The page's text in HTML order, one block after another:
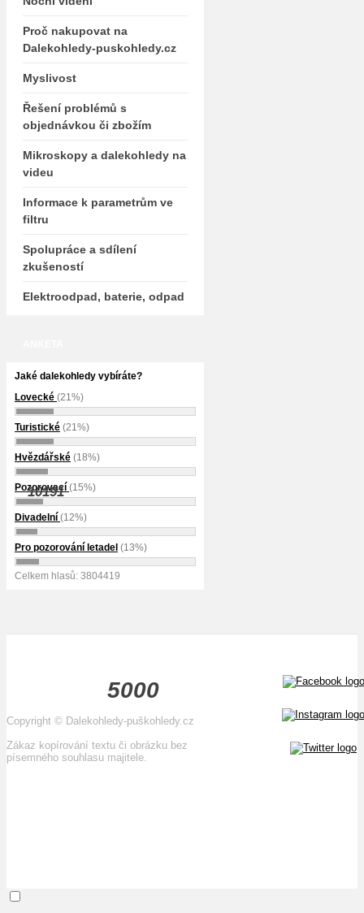
Proč nakupovat na
Dalekohledy-puskohledy.cz
Myslivost
Řešení problémů s
objednávkou či zbožím
Mikroskopy a dalekohledy na
videu
Informace k parametrům ve
filtru
Spolupráce a sdílení
zkušeností
Elektroodpad, baterie, odpad
Jaké dalekohledy vybíráte?
Lovecké (21%)
Turistické (21%)
Hvězdářské (18%)
Pozorovací (15%)
Divadelní (12%)
Pro pozorování letadel (13%)
Celkem hlasů: 3804419
5000
10191
Copyright © Dalekohledy-puškohledy.cz
Zákaz kopírování textu či obrázku bez
písemného souhlasu majitele.